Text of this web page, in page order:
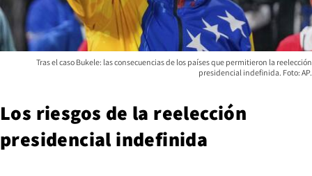
Tras el caso Bukele: las consecuencias de los países que permitieron la reelección
presidencial indefinida. Foto: AP.
Los riesgos de la reelección
presidencial indefinida